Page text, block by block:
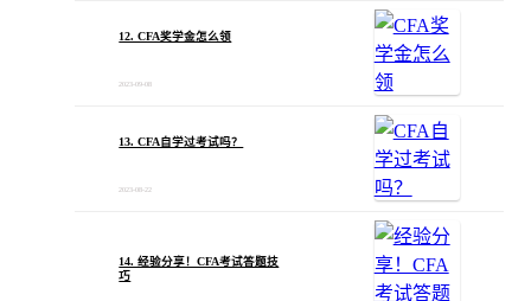
12. CFA奖学金怎么领
2023-09-08
13. CFA自学过考试吗？
2023-08-22
14. 经验分享！CFA考试答题技
巧